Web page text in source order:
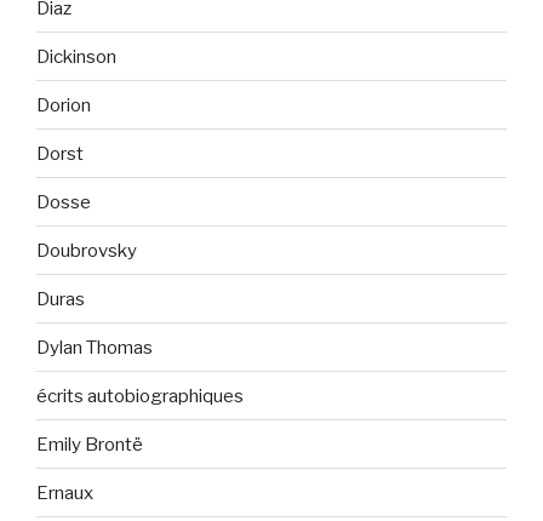
Diaz
Dickinson
Dorion
Dorst
Dosse
Doubrovsky
Duras
Dylan Thomas
écrits autobiographiques
Emily Brontë
Ernaux